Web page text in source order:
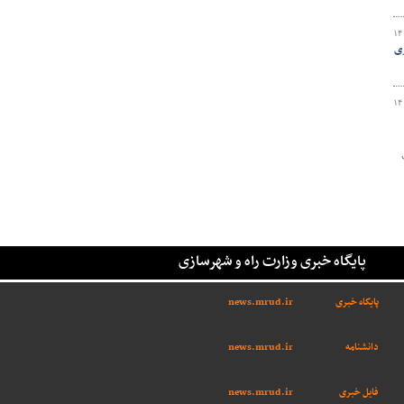
پایگاه خبری وزارت راه و شهرسازی
پایگاه خبری news.mrud.ir
دانشنامه
news.mrud.ir
فایل خبری news.mrud.ir